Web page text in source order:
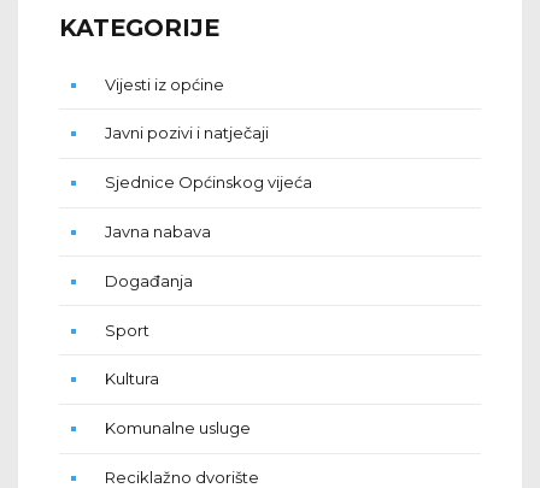
KATEGORIJE
Vijesti iz općine
Javni pozivi i natječaji
Sjednice Općinskog vijeća
Javna nabava
Događanja
Sport
Kultura
Komunalne usluge
Reciklažno dvorište